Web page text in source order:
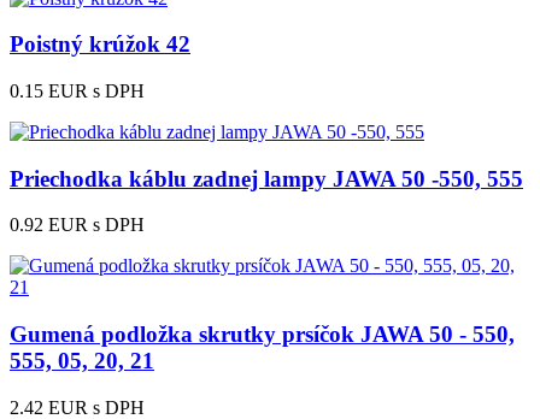
Poistný krúžok 42
0.15 EUR s DPH
Priechodka káblu zadnej lampy JAWA 50 -550, 555
0.92 EUR s DPH
Gumená podložka skrutky prsíčok JAWA 50 - 550,
555, 05, 20, 21
2.42 EUR s DPH